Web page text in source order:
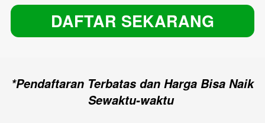
DAFTAR SEKARANG
*Pendaftaran Terbatas dan Harga Bisa Naik
Sewaktu-waktu